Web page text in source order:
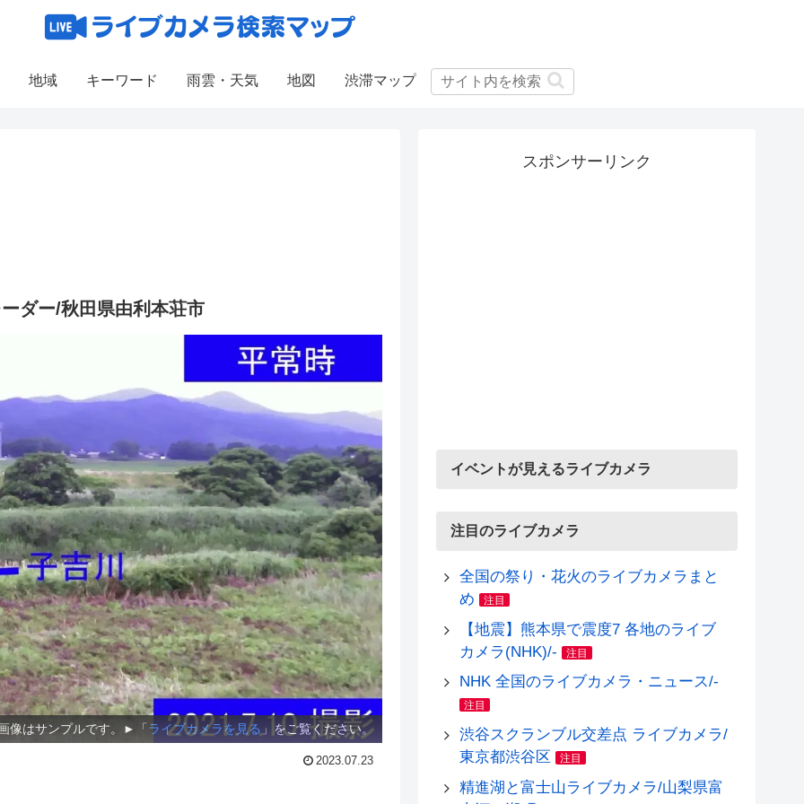
地域 キーワード 雨雲・天気 地図 渋滞マップ
ダー/秋田県由利本荘市
像はサンプルです。►「 ライブカメラを見る 」をご覧ください。
2023.07.23
スポンサーリンク
イベントが見えるライブカメラ
注目のライブカメラ
全国の祭り・花火のライブカメラまと
め
注目
【地震】熊本県で震度7 各地のライブ
カメラ(NHK)/-
注目
NHK 全国のライブカメラ・ニュース/-
注目
渋谷スクランブル交差点 ライブカメラ/
東京都渋谷区
注目
精進湖と富士山ライブカメラ/山梨県富